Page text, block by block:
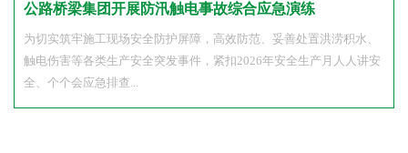
公路桥梁集团开展防汛触电事故综合应急演练
为切实筑牢施工现场安全防护屏障，高效防范、妥善处置洪涝积水、
触电伤害等各类生产安全突发事件，紧扣2026年安全生产月人人讲安
全、个个会应急排查...